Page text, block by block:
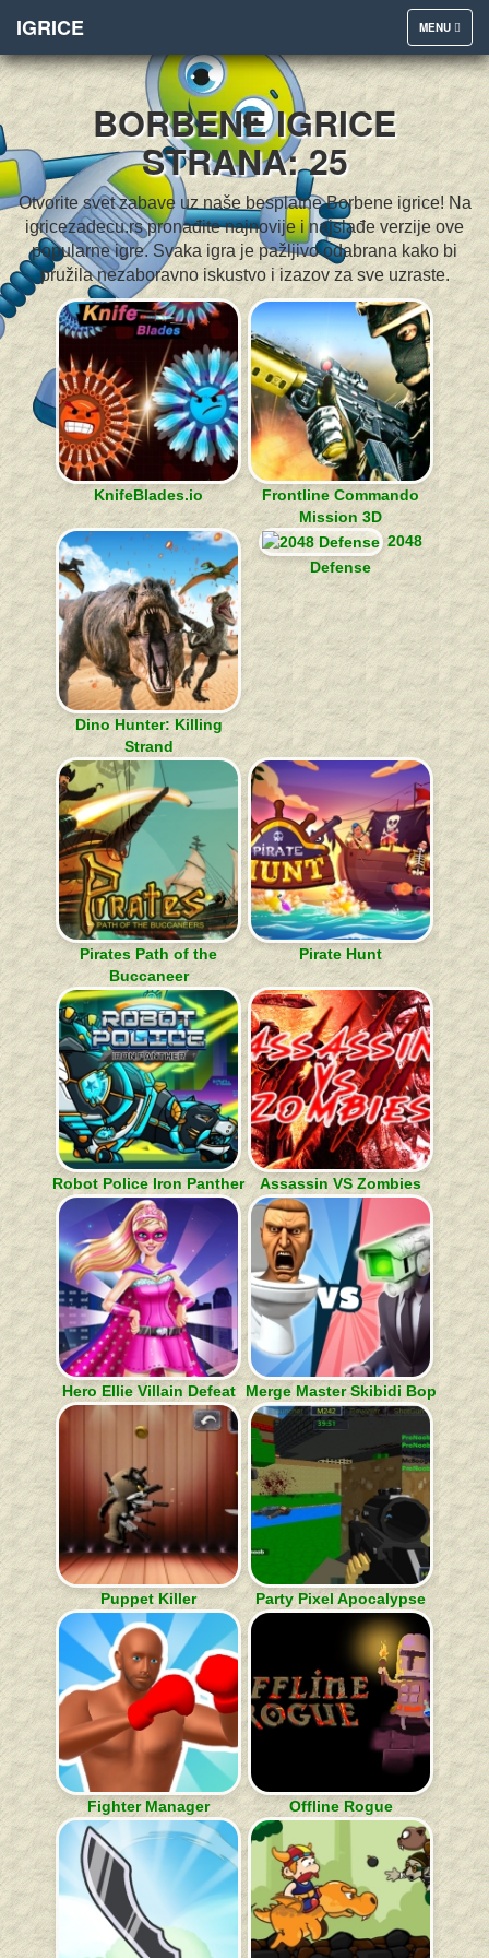
TOGGLE
NAVIGATION
MENU
IGRICE
BORBENE IGRICE
STRANA: 25
Otvorite svet zabave uz naše besplatne Borbene igrice! Na
igricezadecu.rs pronađite najnovije i najslađe verzije ove
popularne igre. Svaka igra je pažljivo odabrana kako bi
pružila nezaboravno iskustvo i izazov za sve uzraste.
KnifeBlades.io
Frontline Commando
Mission 3D
Dino Hunter: Killing
Strand
2048
Defense
Pirates Path of the
Buccaneer
Pirate Hunt
Robot Police Iron Panther Assassin VS Zombies
Hero Ellie Villain Defeat Merge Master Skibidi Bop
Puppet Killer Party Pixel Apocalypse
Fighter Manager Offline Rogue